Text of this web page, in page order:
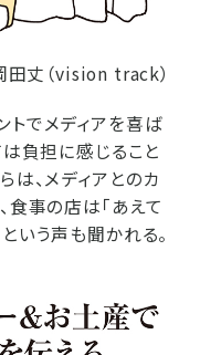
田丈（vision track）
でメディアを喜ば
は負担に感じること
は、メディアとのカ
食事の店は「あえて
いう声も聞かれる。